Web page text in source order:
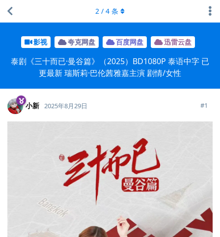
影视 夸克网盘 百度网盘 迅雷云盘
泰剧《三十而已·曼谷篇》（2025）BD1080P 泰语中字 已
更最新 瑞斯莉·巴伦茜雅嘉主演 剧情/女性
2 / 4 条
小新 2025年8月29日 #1